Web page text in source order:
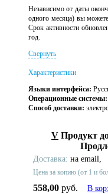
Независимо от даты
одного месяца) вы
Срок активности
год.
Свернуть
Характеристики
Языки интерфейса:
Операционные системы:
Способ доставки:
V Продукт
Доставка: на email,
Цена за копию (от 1 и
558,00 руб. В